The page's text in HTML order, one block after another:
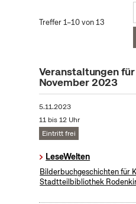
Treffer 1–10 von 13
Veranstaltungen
November 2023
5.11.2023
11 bis 12 Uhr
Eintritt frei
LeseWelten
Bilderbuchgeschichten für
Stadtteilbibliothek